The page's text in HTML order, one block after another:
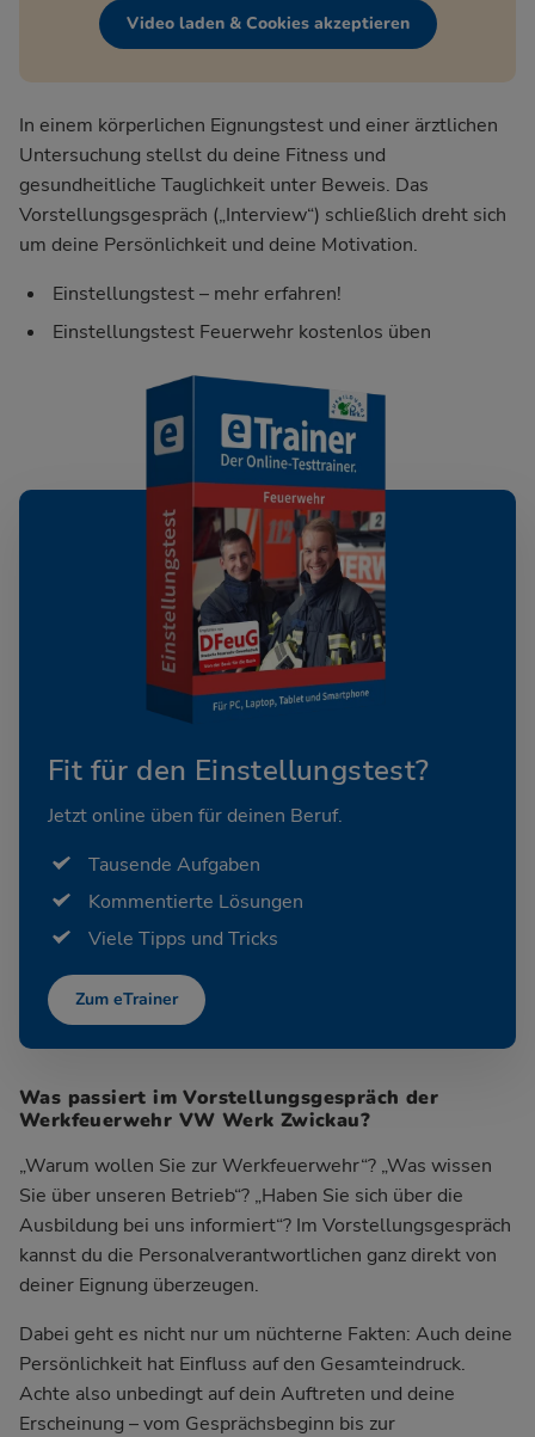
Video laden & Cookies akzeptieren
In einem körperlichen Eignungstest und einer ärztlichen
Untersuchung stellst du deine Fitness und
gesundheitliche Tauglichkeit unter Beweis. Das
Vorstellungsgespräch („Interview“) schließlich dreht sich
um deine Persönlichkeit und deine Motivation.
Einstellungstest – mehr erfahren!
Einstellungstest Feuerwehr kostenlos üben
Fit für den Einstellungstest?
Jetzt online üben für deinen Beruf.
Tausende Aufgaben
Kommentierte Lösungen
Viele Tipps und Tricks
Zum eTrainer
Was passiert im Vorstellungsgespräch der
Werkfeuerwehr VW Werk Zwickau?
„Warum wollen Sie zur Werkfeuerwehr“? „Was wissen
Sie über unseren Betrieb“? „Haben Sie sich über die
Ausbildung bei uns informiert“? Im Vorstellungsgespräch
kannst du die Personalverantwortlichen ganz direkt von
deiner Eignung überzeugen.
Dabei geht es nicht nur um nüchterne Fakten: Auch deine
Persönlichkeit hat Einfluss auf den Gesamteindruck.
Achte also unbedingt auf dein Auftreten und deine
Erscheinung – vom Gesprächsbeginn bis zur